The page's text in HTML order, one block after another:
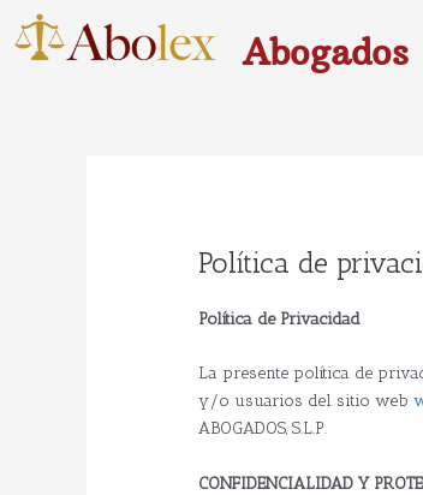
Abogados
Política de
Política de Privacidad
La presente política de
y/o usuarios del sitio web
ABOGADOS, S.L.P.
CONFIDENCIALIDAD Y